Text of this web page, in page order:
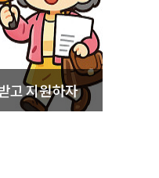
고 지원하자